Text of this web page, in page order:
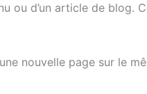
ou d’un article de blog.
nouvelle page sur le